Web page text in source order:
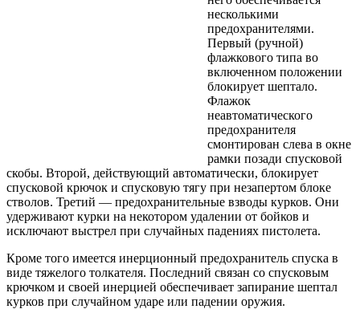
несколькими
предохранителями.
Первый (ручной)
флажкового типа во
включенном положении
блокирует шептало.
Флажок
неавтоматического
предохранителя
смонтирован слева в окне
рамки позади спусковой
скобы. Второй, действующий автоматически, блокирует
спусковой крючок и спусковую тягу при незапертом блоке
стволов. Третий — предохранительные взводы курков. Они
удерживают курки на некотором удалении от бойков и
исключают выстрел при случайных падениях пистолета.
Кроме того имеется инерционный предохранитель спуска в
виде тяжелого толкателя. Последний связан со спусковым
крючком и своей инерцией обеспечивает запирание шептал
курков при случайном ударе или падении оружия.